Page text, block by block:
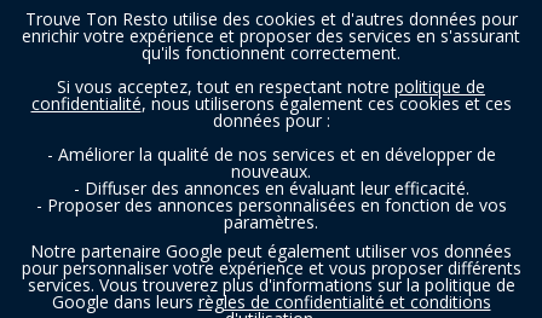
Trouve Ton Resto utilise des cookies et d'autres données pour
enrichir votre expérience et proposer des services en s'assurant
qu'ils fonctionnent correctement.
Si vous acceptez, tout en respectant notre politique de
confidentialité, nous utiliserons également ces cookies et ces
données pour :
- Améliorer la qualité de nos services et en développer de
nouveaux.
- Diffuser des annonces en évaluant leur efficacité.
- Proposer des annonces personnalisées en fonction de vos
paramètres.
Notre partenaire Google peut également utiliser vos données
pour personnaliser votre expérience et vous proposer différents
services. Vous trouverez plus d'informations sur la politique de
Google dans leurs règles de confidentialité et conditions
SUIVEZ-NOUS
Copyright © 2016 - 2026 trouvetonresto.be ‐ Tous droits réservés | JDC